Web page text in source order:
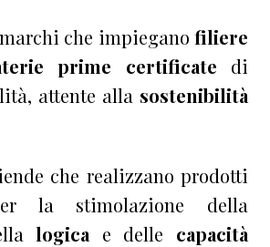
che impiegano filiere
prime certificate di
attente alla sostenibilità
che realizzano prodotti
la stimolazione della
logica e delle capacità